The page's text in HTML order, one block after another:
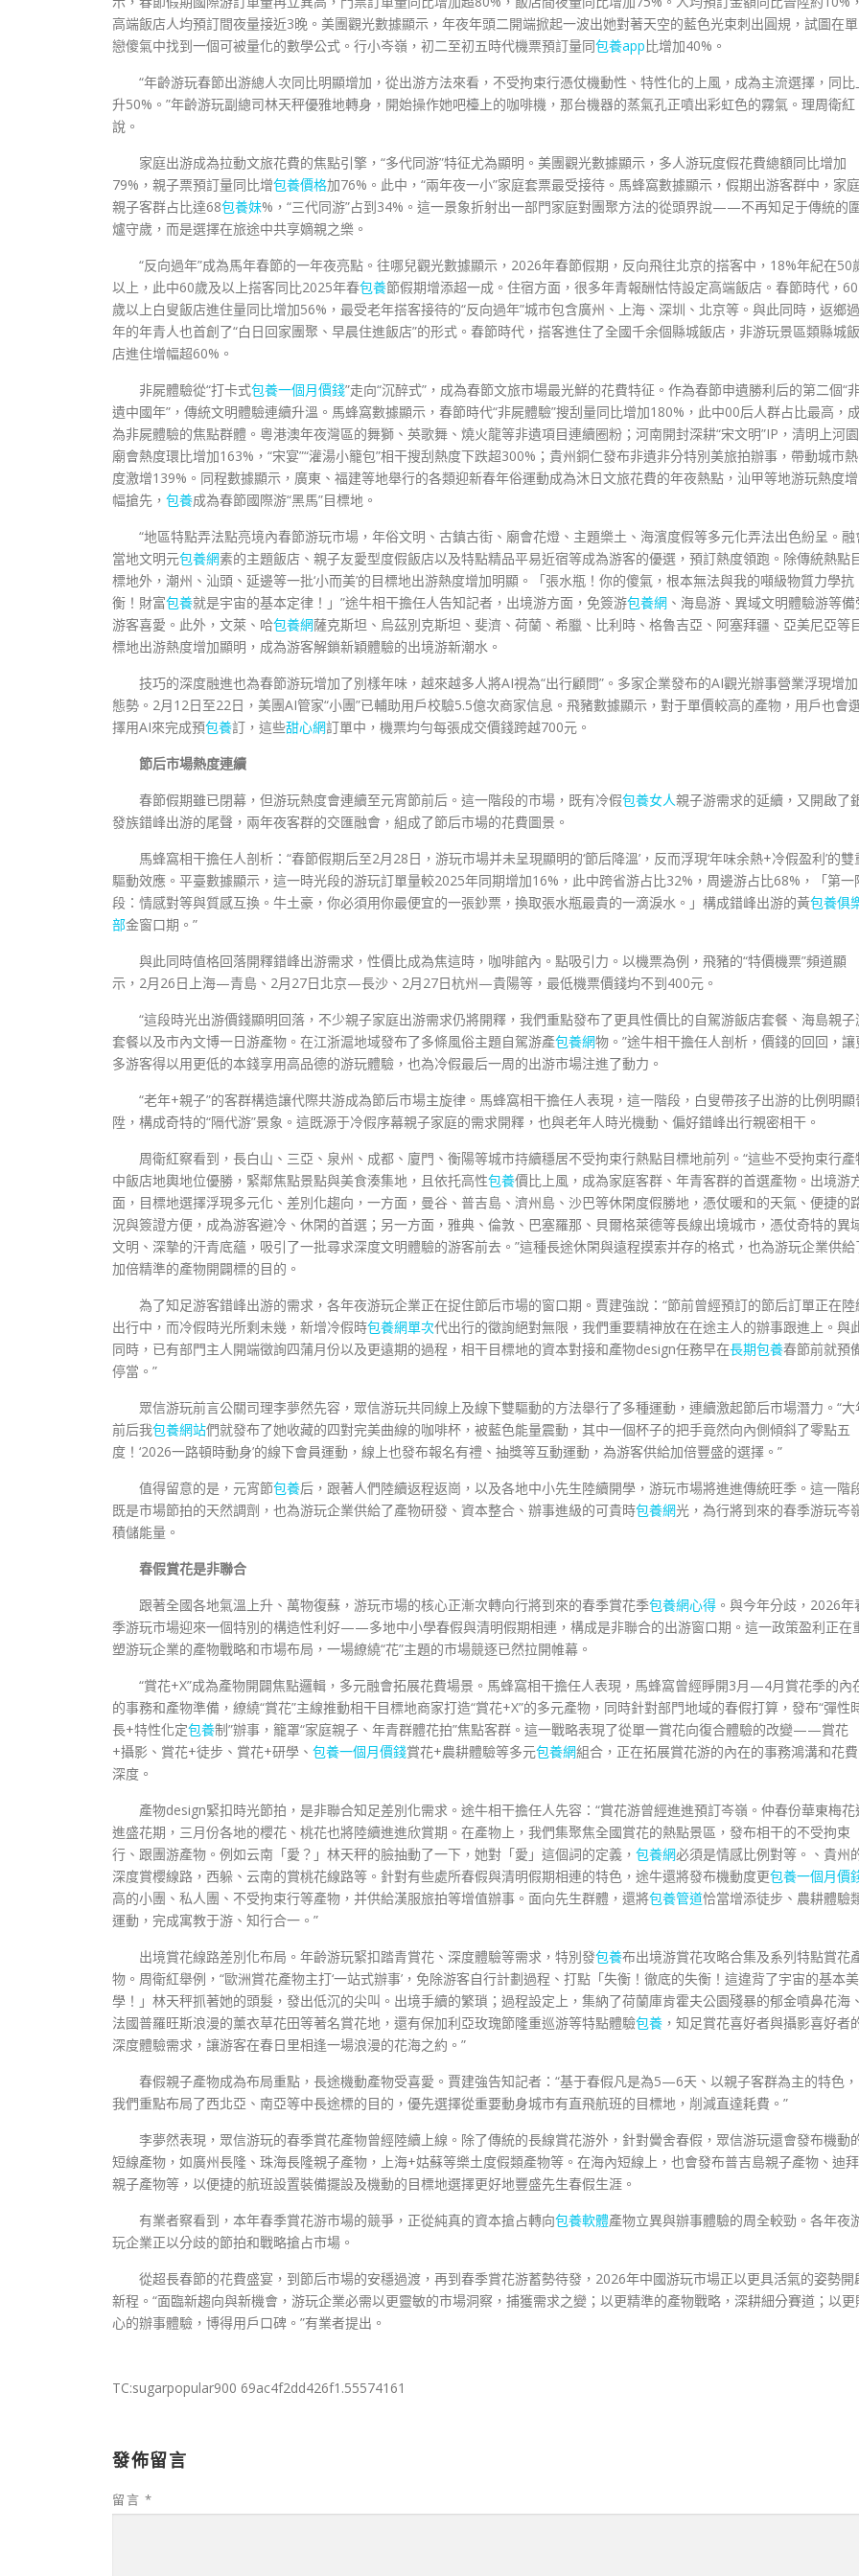
高端飯店人均預訂間夜量接近3晚。美團觀光數據顯示，年夜年頭二開端掀起一波出她對著天空的藍色光束刺出圓規，試圖在單
戀傻氣中找到一個可被量化的數學公式。行小岑嶺，初二至初五時代機票預訂量同包養app比增加40%。
“年齡游玩春節出游總人次同比明顯增加，從出游方法來看，不受拘束行憑仗機動性、特性化的上風，成為主流選擇，同比
升50%。”年齡游玩副總司林天秤優雅地轉身，開始操作她吧檯上的咖啡機，那台機器的蒸氣孔正噴出彩虹色的霧氣。理周衛紅
說。
家庭出游成為拉動文旅花費的焦點引擎，“多代同游”特征尤為顯明。美團觀光數據顯示，多人游玩度假花費總額同比增加
79%，親子票預訂量同比增包養價格加76%。此中，“兩年夜一小”家庭套票最受接待。馬蜂窩數據顯示，假期出游客群中，家庭
親子客群占比達68包養妹%，“三代同游”占到34%。這一景象折射出一部門家庭對團聚方法的從頭界說——不再知足于傳統的
爐守歲，而是選擇在旅途中共享嫡親之樂。
“反向過年”成為馬年春節的一年夜亮點。往哪兒觀光數據顯示，2026年春節假期，反向飛往北京的搭客中，18%年紀在50
以上，此中60歲及以上搭客同比2025年春包養節假期增添超一成。住宿方面，很多年青報酬怙恃設定高端飯店。春節時代，60
歲以上白叟飯店進住量同比增加56%，最受老年搭客接待的“反向過年”城市包含廣州、上海、深圳、北京等。與此同時，返鄉過
年的年青人也首創了“白日回家團聚、早晨住進飯店”的形式。春節時代，搭客進住了全國千余個縣城飯店，非游玩景區類縣城飯
店進住增幅超60%。
非屍體驗從“打卡式包養一個月價錢”走向“沉醉式”，成為春節文旅市場最光鮮的花費特征。作為春節申遺勝利后的第二個“
遺中國年”，傳統文明體驗連續升溫。馬蜂窩數據顯示，春節時代“非屍體驗”搜刮量同比增加180%，此中00后人群占比最高，
為非屍體驗的焦點群體。粵港澳年夜灣區的舞獅、英歌舞、燒火龍等非遺項目連續圈粉；河南開封深耕“宋文明”IP，清明上河園
廟會熱度環比增加163%，“宋宴”“灌湯小籠包”相干搜刮熱度下跌超300%；貴州銅仁發布非遺非分特別美旅拍辦事，帶動城市熱
度激增139%。同程數據顯示，廣東、福建等地舉行的各類迎新春年俗運動成為沐日文旅花費的年夜熱點，汕甲等地游玩熱度增
幅搶先， 包養成為春節國際游“黑馬”目標地。
“地區特點弄法點亮境內春節游玩市場，年俗文明、古鎮古街、廟會花燈、主題樂土、海濱度假等多元化弄法出色紛呈。融
當地文明元包養網素的主題飯店、親子友愛型度假飯店以及特點精品平易近宿等成為游客的優選，預訂熱度領跑。除傳統熱點
標地外，潮州、汕頭、延邊等一批‘小而美’的目標地出游熱度增加明顯。「張水瓶！你的傻氣，根本無法與我的噸級物質力學抗
衡！財富包養就是宇宙的基本定律！」”途牛相干擔任人告知記者，出境游方面，免簽游包養網 、海島游、異域文明體驗游等備
游客喜愛。此外，文萊、哈包養網薩克斯坦、烏茲別克斯坦、斐濟、荷蘭、希臘、比利時、格魯吉亞、阿塞拜疆、亞美尼亞等
標地出游熱度增加顯明，成為游客解鎖新穎體驗的出境游新潮水。
技巧的深度融進也為春節游玩增加了別樣年味，越來越多人將AI視為“出行顧問”。多家企業發布的AI觀光辦事營業浮現增加
態勢。2月12日至22日，美團AI管家“小團”已輔助用戶校驗5.5億次商家信息。飛豬數據顯示，對于單價較高的產物，用戶也會
擇用AI來完成預包養訂，這些甜心網訂單中，機票均勻每張成交價錢跨越700元。
節后市場熱度連續
春節假期雖已閉幕，但游玩熱度會連續至元宵節前后。這一階段的市場，既有冷假包養女人親子游需求的延續，又開啟了
發族錯峰出游的尾聲，兩年夜客群的交匯融會，組成了節后市場的花費圖景。
馬蜂窩相干擔任人剖析：“春節假期后至2月28日，游玩市場并未呈現顯明的‘節后降溫’，反而浮現‘年味余熱+冷假盈利’的雙
驅動效應。平臺數據顯示，這一時光段的游玩訂單量較2025年同期增加16%，此中跨省游占比32%，周邊游占比68%，「第一
段：情感對等與質感互換。牛土豪，你必須用你最便宜的一張鈔票，換取張水瓶最貴的一滴淚水。」構成錯峰出游的黃包養俱
部金窗口期。”
與此同時值格回落開釋錯峰出游需求，性價比成為焦這時，咖啡館內。點吸引力。以機票為例，飛豬的“特價機票”頻道顯
示，2月26日上海—青島、2月27日北京—長沙、2月27日杭州—貴陽等，最低機票價錢均不到400元。
“這段時光出游價錢顯明回落，不少親子家庭出游需求仍將開釋，我們重點發布了更具性價比的自駕游飯店套餐、海島親子
套餐以及市內文博一日游產物。在江浙滬地域發布了多條風俗主題自駕游產包養網物。”途牛相干擔任人剖析，價錢的回回，讓
多游客得以用更低的本錢享用高品德的游玩體驗，也為冷假最后一周的出游市場注進了動力。
“老年+親子”的客群構造讓代際共游成為節后市場主旋律。馬蜂窩相干擔任人表現，這一階段，白叟帶孩子出游的比例明顯
陞，構成奇特的“隔代游”景象。這既源于冷假序幕親子家庭的需求開釋，也與老年人時光機動、偏好錯峰出行親密相干。
周衛紅察看到，長白山、三亞、泉州、成都、廈門、衡陽等城市持續穩居不受拘束行熱點目標地前列。“這些不受拘束行產
中飯店地輿地位優勝，緊鄰焦點景點與美食湊集地，且依托高性包養價比上風，成為家庭客群、年青客群的首選產物。出境游
面，目標地選擇浮現多元化、差別化趨向，一方面，曼谷、普吉島、濟州島、沙巴等休閑度假勝地，憑仗暖和的天氣、便捷的
況與簽證方便，成為游客避冷、休閑的首選；另一方面，雅典、倫敦、巴塞羅那、貝爾格萊德等長線出境城市，憑仗奇特的異
文明、深摯的汗青底蘊，吸引了一批尋求深度文明體驗的游客前去。”這種長途休閑與遠程摸索并存的格式，也為游玩企業供給
加倍精準的產物開闢標的目的。
為了知足游客錯峰出游的需求，各年夜游玩企業正在捉住節后市場的窗口期。賈建強說：“節前曾經預訂的節后訂單正在陸
出行中，而冷假時光所剩未幾，新增冷假時包養網單次代出行的徵詢絕對無限，我們重要精神放在在途主人的辦事跟進上。與
同時，已有部門主人開端徵詢四蒲月份以及更遠期的過程，相干目標地的資本對接和產物design任務早在長期包養春節前就預
停當。”
眾信游玩前言公關司理李夢然先容，眾信游玩共同線上及線下雙驅動的方法舉行了多種運動，連續激起節后市場潛力。“大
前后我包養網站們就發布了她收藏的四對完美曲線的咖啡杯，被藍色能量震動，其中一個杯子的把手竟然向內側傾斜了零點五
度！‘2026一路頓時動身’的線下會員運動，線上也發布報名有禮、抽獎等互動運動，為游客供給加倍豐盛的選擇。”
值得留意的是，元宵節包養后，跟著人們陸續返程返崗，以及各地中小先生陸續開學，游玩市場將進進傳統旺季。這一階
既是市場節拍的天然調劑，也為游玩企業供給了產物研發、資本整合、辦事進級的可貴時包養網光，為行將到來的春季游玩岑
積儲能量。
春假賞花是非聯合
跟著全國各地氣溫上升、萬物復蘇，游玩市場的核心正漸次轉向行將到來的春季賞花季包養網心得 。與今年分歧，2026年
季游玩市場迎來一個特別的構造性利好——多地中小學春假與清明假期相連，構成是非聯合的出游窗口期。這一政策盈利正在
塑游玩企業的產物戰略和市場布局，一場繚繞“花”主題的市場競逐已然拉開帷幕。
“賞花+X”成為產物開闢焦點邏輯，多元融會拓展花費場景。馬蜂窩相干擔任人表現，馬蜂窩曾經睜開3月—4月賞花季的內
的事務和產物準備，繚繞“賞花”主線推動相干目標地商家打造“賞花+X”的多元產物，同時針對部門地域的春假打算，發布“彈性
長+特性化定包養制”辦事，籠罩“家庭親子、年青群體花拍”焦點客群。這一戰略表現了從單一賞花向復合體驗的改變——賞花
+攝影、賞花+徒步、賞花+研學、 包養一個月價錢賞花+農耕體驗等多元包養網組合，正在拓展賞花游的內在的事務鴻溝和花費
深度。
產物design緊扣時光節拍，是非聯合知足差別化需求。途牛相干擔任人先容：“賞花游曾經進進預訂岑嶺。仲春份華東梅花
進盛花期，三月份各地的櫻花、桃花也將陸續進進欣賞期。在產物上，我們集聚焦全國賞花的熱點景區，發布相干的不受拘束
行、跟團游產物。例如云南「愛？」林天秤的臉抽動了一下，她對「愛」這個詞的定義， 包養網必須是情感比例對等。、貴州
深度賞櫻線路，西躲、云南的賞桃花線路等。針對有些處所春假與清明假期相連的特色，途牛還將發布機動度更包養一個月價
高的小團、私人團、不受拘束行等產物，并供給漢服旅拍等增值辦事。面向先生群體，還將包養管道恰當增添徒步、農耕體驗
運動，完成寓教于游、知行合一。”
出境賞花線路差別化布局。年齡游玩緊扣踏青賞花、深度體驗等需求，特別發包養布出境游賞花攻略合集及系列特點賞花
物。周衛紅舉例，“歐洲賞花產物主打‘一站式辦事’，免除游客自行計劃過程、打點「失衡！徹底的失衡！這違背了宇宙的基本美
學！」林天秤抓著她的頭髮，發出低沉的尖叫。出境手續的繁瑣；過程設定上，集納了荷蘭庫肯霍夫公園殘暴的郁金噴鼻花海、
法國普羅旺斯浪漫的薰衣草花田等著名賞花地，還有保加利亞玫瑰節隆重巡游等特點體驗包養 ，知足賞花喜好者與攝影喜好者
深度體驗需求，讓游客在春日里相逢一場浪漫的花海之約。”
春假親子產物成為布局重點，長途機動產物受喜愛。賈建強告知記者：“基于春假凡是為5—6天、以親子客群為主的特色，
我們重點布局了西北亞、南亞等中長途標的目的，優先選擇從重要動身城市有直飛航班的目標地，削減直達耗費。”
李夢然表現，眾信游玩的春季賞花產物曾經陸續上線。除了傳統的長線賞花游外，針對黌舍春假，眾信游玩還會發布機動
短線產物，如廣州長隆、珠海長隆親子產物，上海+姑蘇等樂土度假類產物等。在海內短線上，也會發布普吉島親子產物、迪拜
親子產物等，以便捷的航班設置裝備擺設及機動的目標地選擇更好地豐盛先生春假生涯。
有業者察看到，本年春季賞花游市場的競爭，正從純真的資本搶占轉向包養軟體產物立異與辦事體驗的周全較勁。各年夜
玩企業正以分歧的節拍和戰略搶占市場。
從超長春節的花費盛宴，到節后市場的安穩過渡，再到春季賞花游蓄勢待發，2026年中國游玩市場正以更具活氣的姿勢開
新程。“面臨新趨向與新機會，游玩企業必需以更靈敏的市場洞察，捕獲需求之變；以更精準的產物戰略，深耕細分賽道；以更
心的辦事體驗，博得用戶口碑。”有業者提出。
TC:sugarpopular900 69ac4f2dd426f1.55574161
發佈留言
留言 *